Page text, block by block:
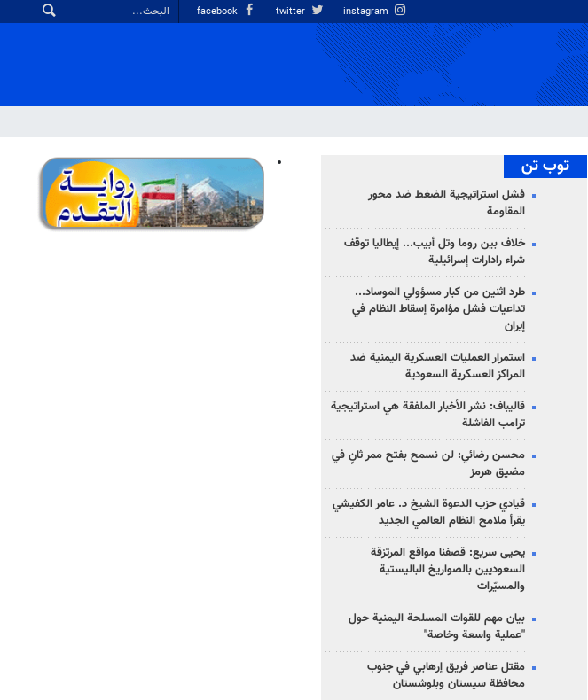
توب تن
فشل استراتيجية الضغط ضد محور
المقاومة
خلاف بين روما وتل أبيب... إيطاليا توقف
شراء رادارات إسرائيلية
طرد اثنين من كبار مسؤولي الموساد...
تداعيات فشل مؤامرة إسقاط النظام في
إيران
استمرار العمليات العسكرية اليمنية ضد
المراكز العسكرية السعودية
قاليباف: نشر الأخبار الملفقة هي استراتيجية
ترامب الفاشلة
محسن رضائي: لن نسمح بفتح ممر ثانٍ في
مضيق هرمز
قيادي حزب الدعوة الشيخ د. عامر الكفيشي
يقرأ ملامح النظام العالمي الجديد
يحيى سريع: قصفنا مواقع المرتزقة
السعوديين بالصواريخ الباليستية
والمسيّرات
بيان مهم للقوات المسلحة اليمنية حول
"عملية واسعة وخاصة"
مقتل عناصر فريق إرهابي في جنوب
محافظة سيستان وبلوشستان